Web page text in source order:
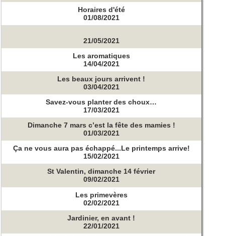
Horaires d'été
01/08/2021
21/05/2021
Les aromatiques
14/04/2021
Les beaux jours arrivent !
03/04/2021
Savez-vous planter des choux…
17/03/2021
Dimanche 7 mars c’est la fête des mamies !
01/03/2021
Ça ne vous aura pas échappé...Le printemps arrive!
15/02/2021
St Valentin, dimanche 14 février
09/02/2021
Les primevères
02/02/2021
Jardinier, en avant !
22/01/2021